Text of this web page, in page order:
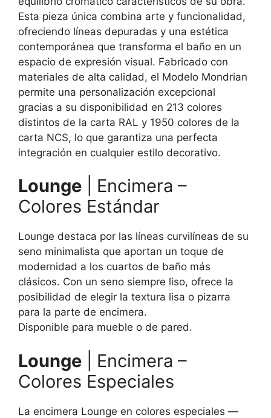
Esta pieza única combina arte y funcionalidad,
ofreciendo líneas depuradas y una estética
contemporánea que transforma el baño en un
espacio de expresión visual. Fabricado con
materiales de alta calidad, el Modelo Mondrian
permite una personalización excepcional
gracias a su disponibilidad en 213 colores
distintos de la carta RAL y 1950 colores de la
carta NCS, lo que garantiza una perfecta
integración en cualquier estilo decorativo.
Lounge | Encimera –
Colores Estándar
Lounge destaca por las líneas curvilíneas de su
seno minimalista que aportan un toque de
modernidad a los cuartos de baño más
clásicos. Con un seno siempre liso, ofrece la
posibilidad de elegir la textura lisa o pizarra
para la parte de encimera.
Disponible para mueble o de pared.
Lounge | Encimera –
Colores Especiales
La encimera Lounge en colores especiales —